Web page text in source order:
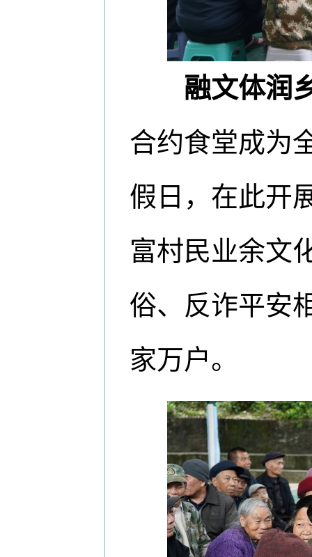
融文体润乡
合约食堂成为
假日，在此开
富村民业余文
俗、反诈平安
家万户。